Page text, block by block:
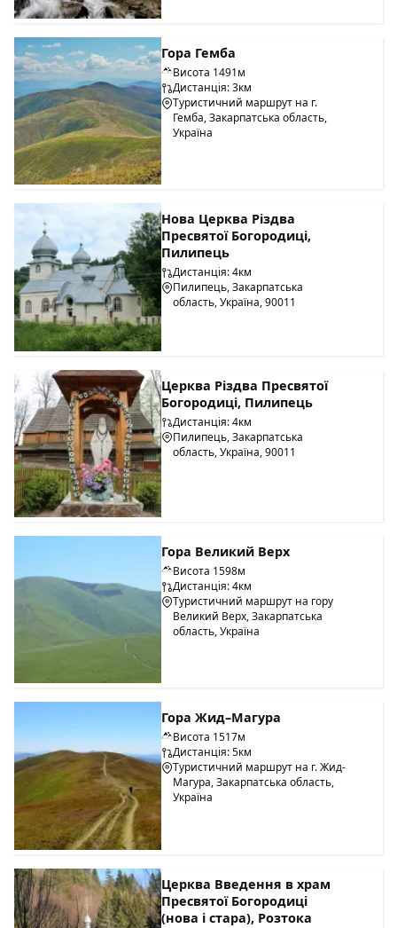
Гора Гемба
Висота 1491м
Дистанція: 3км
Туристичний маршрут на г.
Гемба, Закарпатська область,
Україна
Нова Церква Різдва
Пресвятої Богородиці,
Пилипець
Дистанція: 4км
Пилипець, Закарпатська
область, Україна, 90011
Церква Різдва Пресвятої
Богородиці, Пилипець
Дистанція: 4км
Пилипець, Закарпатська
область, Україна, 90011
Гора Великий Верх
Висота 1598м
Дистанція: 4км
Туристичний маршрут на гору
Великий Верх, Закарпатська
область, Україна
Гора Жид–Магура
Висота 1517м
Дистанція: 5км
Туристичний маршрут на г. Жид-
Магура, Закарпатська область,
Україна
Церква Введення в храм
Пресвятої Богородиці
(нова і стара), Розтока